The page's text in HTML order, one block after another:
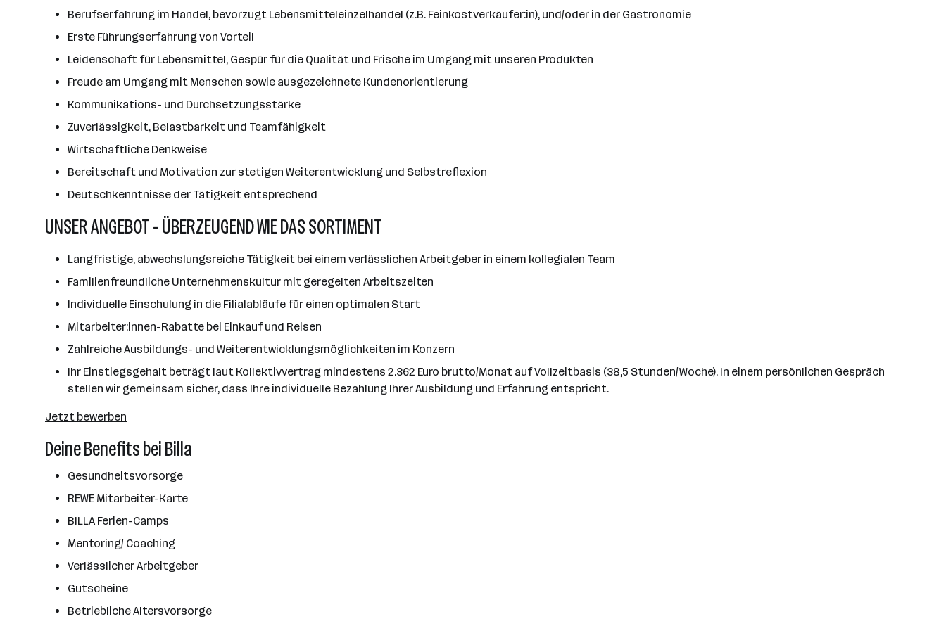
Berufserfahrung im Handel, bevorzugt Lebensmitteleinzelhandel (z.B. Feinkostverkäufer:in), und/oder in der Gastronomie
Erste Führungserfahrung von Vorteil
Leidenschaft für Lebensmittel, Gespür für die Qualität und Frische im Umgang mit unseren Produkten
Freude am Umgang mit Menschen sowie ausgezeichnete Kundenorientierung
Kommunikations- und Durchsetzungsstärke
Zuverlässigkeit, Belastbarkeit und Teamfähigkeit
Wirtschaftliche Denkweise
Bereitschaft und Motivation zur stetigen Weiterentwicklung und Selbstreflexion
Deutschkenntnisse der Tätigkeit entsprechend
UNSER ANGEBOT - ÜBERZEUGEND WIE DAS SORTIMENT
Langfristige, abwechslungsreiche Tätigkeit bei einem verlässlichen Arbeitgeber in einem kollegialen Team
Familienfreundliche Unternehmenskultur mit geregelten Arbeitszeiten
Individuelle Einschulung in die Filialabläufe für einen optimalen Start
Mitarbeiter:innen-Rabatte bei Einkauf und Reisen
Zahlreiche Ausbildungs- und Weiterentwicklungsmöglichkeiten im Konzern
Ihr Einstiegsgehalt beträgt laut Kollektivvertrag mindestens 2.362 Euro brutto/Monat auf Vollzeitbasis (38,5 Stunden/Woche). In einem persönlichen Gespräch
stellen wir gemeinsam sicher, dass Ihre individuelle Bezahlung Ihrer Ausbildung und Erfahrung entspricht.
Jetzt bewerben
Deine Benefits bei Billa
Gesundheitsvorsorge
REWE Mitarbeiter-Karte
BILLA Ferien-Camps
Mentoring/ Coaching
Verlässlicher Arbeitgeber
Gutscheine
Betriebliche Altersvorsorge